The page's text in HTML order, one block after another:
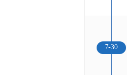
7-30